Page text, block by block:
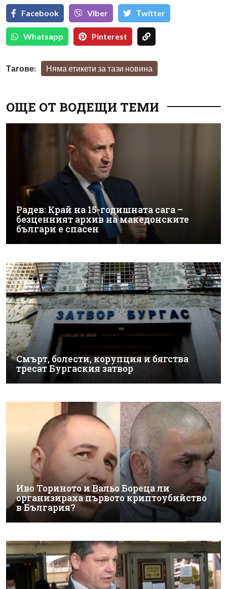
Facebook Viber Тwitter
Whatsapp Pinterest
Тагове: Няма етикети за тази новина
ОЩЕ ОТ ВОДЕЩИ ТЕМИ
Радев: Край на 15-годишната сага –
безценният архив на македонските
българи е спасен
Смърт, болести, корупция и бягства
тресат Бургаския затвор
Иво Ториното и Вальо Бореца ли
организираха първото криптоубийство
в България?